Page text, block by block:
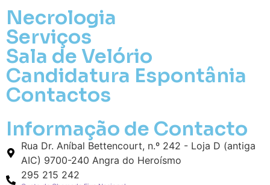
Necrologia
Serviços
Sala de Velório
Candidatura Espontânia
Contactos
Informação de Contacto
Rua Dr. Aníbal Bettencourt, n.º 242 - Loja D (antiga
AIC) 9700-240 Angra do Heroísmo
295 215 242
Pague mais tarde
Envie Flores
Camila Vanessa da Costa Ávila Castro
Neste Formulário, você paga de imediato
com Paypal